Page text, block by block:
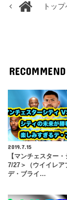
トッ
RECOMMEND
2019.7.15
【マンチェスター
7/27＞（ウイイレア
デ・ブライ…